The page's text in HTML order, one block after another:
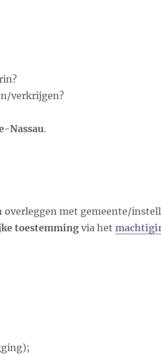
verkrijgen?
Nassau.
met gemeente/
toestemmingvia het